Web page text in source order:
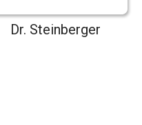
Dr. Steinberger